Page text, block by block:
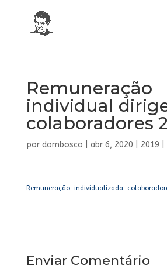
Remuneração
individual
colaboradores
por dombosco abr 6, 2020 2019
Remuneração-individualizada-
Enviar Comentário